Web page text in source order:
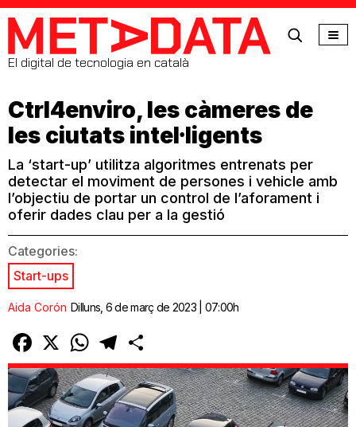
MetaData
El digital de tecnologia en català
Ctrl4enviro, les càmeres de
les ciutats intel·ligents
La ‘start-up’ utilitza algoritmes entrenats per
detectar el moviment de persones i vehicle amb
l’objectiu de portar un control de l’aforament i
oferir dades clau per a la gestió
Categories:
Start-ups
Aida Corón Dilluns, 6 de març de 2023 | 07:00h
Facebook
X WhatsAppTelegram